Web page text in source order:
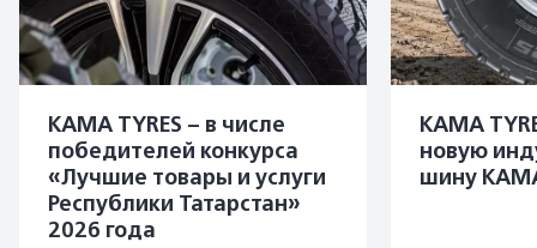
KAMA TYRES – в числе
победителей конкурса
«Лучшие товары и услуги
Республики Татарстан»
2026 года
KAMA
новую
шину